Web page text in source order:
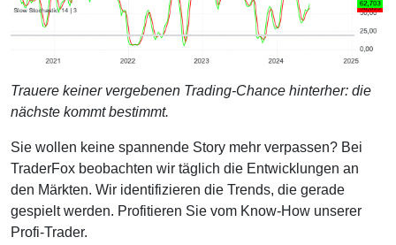
Trauere keiner vergebenen Trading-Chance hinterher: die
nächste kommt bestimmt.
Sie wollen keine spannende Story mehr verpassen? Bei
TraderFox beobachten wir täglich die Entwicklungen an
den Märkten. Wir identifizieren die Trends, die gerade
gespielt werden. Profitieren Sie vom Know-How unserer
Profi-Trader.